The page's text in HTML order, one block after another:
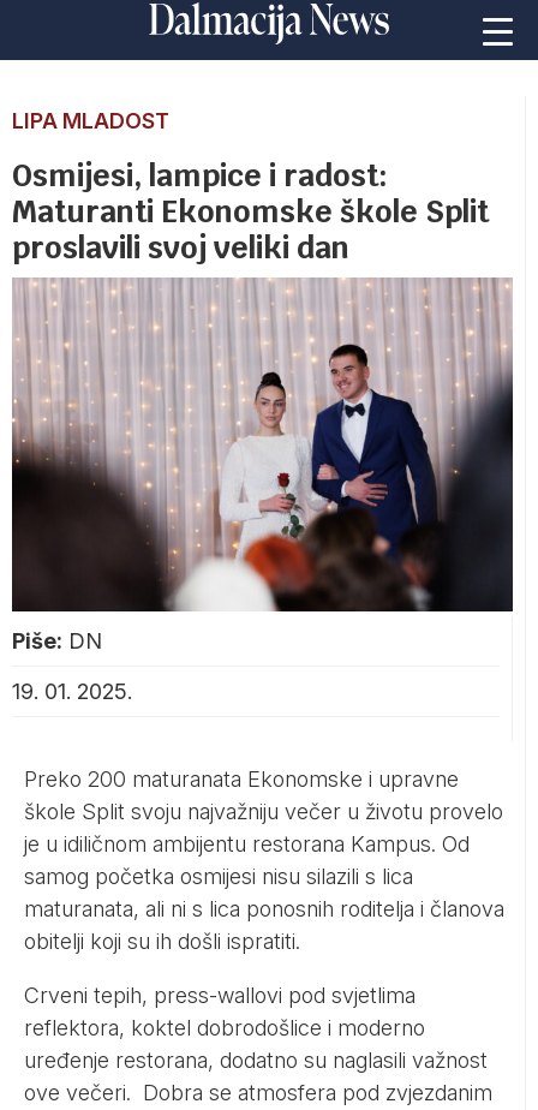
LIPA MLADOST
Osmijesi, lampice i radost:
Maturanti Ekonomske škole Split
proslavili svoj veliki dan
Piše: DN
19. 01. 2025.
Preko 200 maturanata Ekonomske i upravne
škole Split svoju najvažniju večer u životu provelo
je u idiličnom ambijentu restorana Kampus. Od
samog početka osmijesi nisu silazili s lica
maturanata, ali ni s lica ponosnih roditelja i članova
obitelji koji su ih došli ispratiti.
Crveni tepih, press-wallovi pod svjetlima
reflektora, koktel dobrodošlice i moderno
uređenje restorana, dodatno su naglasili važnost
ove večeri. Dobra se atmosfera pod zvjezdanim